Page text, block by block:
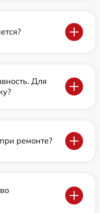
Для
ремонте?